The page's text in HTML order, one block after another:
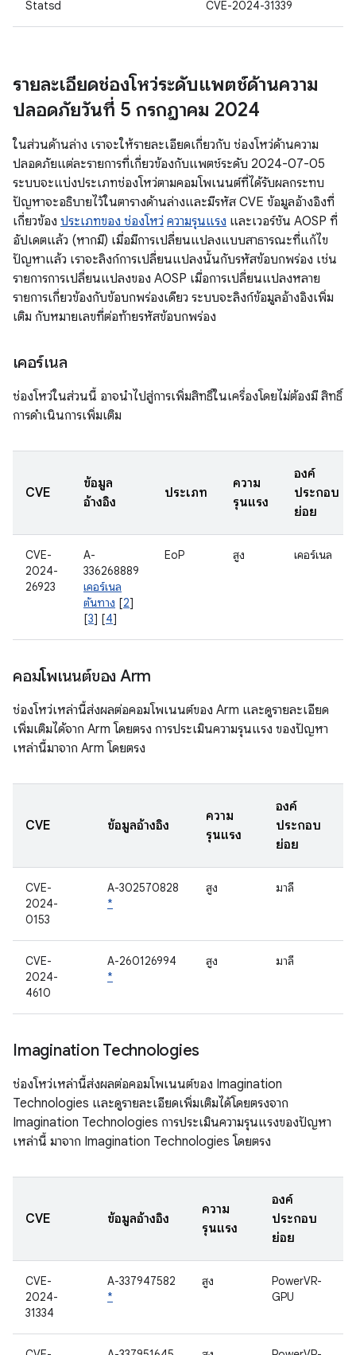
Statsd CVE-2024-31339
รายละเอียดช่องโหว่ระดับแพตช์ด้านความ
ปลอดภัยวันที่ 5 กรกฎาคม 2024
ในส่วนด้านล่าง เราจะให้รายละเอียดเกี่ยวกับ ช่องโหว่ด้านความ
ปลอดภัยแต่ละรายการที่เกี่ยวข้องกับแพตช์ระดับ 2024-07-05
ระบบจะแบ่งประเภทช่องโหว่ตามคอมโพเนนต์ที่ได้รับผลกระทบ
ปัญหาจะอธิบายไว้ในตารางด้านล่างและมีรหัส CVE ข้อมูลอ้างอิงที่
เกี่ยวข้อง ประเภทของ ช่องโหว่ ความรุนแรง และเวอร์ชัน AOSP ที่
อัปเดตแล้ว (หากมี) เมื่อมีการเปลี่ยนแปลงแบบสาธารณะที่แก้ไข
ปัญหาแล้ว เราจะลิงก์การเปลี่ยนแปลงนั้นกับรหัสข้อบกพร่อง เช่น
รายการการเปลี่ยนแปลงของ AOSP เมื่อการเปลี่ยนแปลงหลาย
รายการเกี่ยวข้องกับข้อบกพร่องเดียว ระบบจะลิงก์ข้อมูลอ้างอิงเพิ่ม
เติม กับหมายเลขที่ต่อท้ายรหัสข้อบกพร่อง
เคอร์เนล
ช่องโหว่ในส่วนนี้ อาจนำไปสู่การเพิ่มสิทธิ์ในเครื่องโดยไม่ต้องมี สิทธิ์
การดำเนินการเพิ่มเติม
CVE
ข้อมูล
อ้างอิง
ประเภท
ความ
รุนแรง
องค์
ประกอบ
ย่อย
CVE-
2024-
26923
A-
336268889
เคอร์เนล
ต้นทาง [2]
[3] [4]
EoP สูง เคอร์เนล
คอมโพเนนต์ของ Arm
ช่องโหว่เหล่านี้ส่งผลต่อคอมโพเนนต์ของ Arm และดูรายละเอียด
เพิ่มเติมได้จาก Arm โดยตรง การประเมินความรุนแรง ของปัญหา
เหล่านี้มาจาก Arm โดยตรง
CVE ข้อมูลอ้างอิง
ความ
รุนแรง
องค์
ประกอบ
ย่อย
CVE-
2024-
0153
A-302570828
*
สูง มาลี
CVE-
2024-
4610
A-260126994
*
สูง มาลี
Imagination Technologies
ช่องโหว่เหล่านี้ส่งผลต่อคอมโพเนนต์ของ Imagination
Technologies และดูรายละเอียดเพิ่มเติมได้โดยตรงจาก
Imagination Technologies การประเมินความรุนแรงของปัญหา
เหล่านี้ มาจาก Imagination Technologies โดยตรง
CVE ข้อมูลอ้างอิง
ความ
รุนแรง
องค์
ประกอบ
ย่อย
CVE-
2024-
31334
A-337947582
*
สูง
PowerVR-
GPU